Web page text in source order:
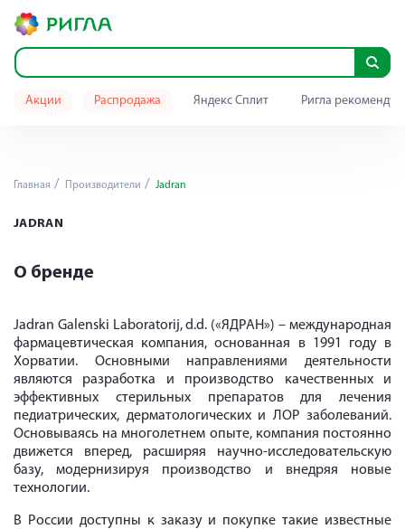
Акции Распродажа Яндекс Сплит Ригла
Главная Производители Jadran
JADRAN
О бренде
Jadran Galenski Laboratorij, d.d. («ЯДРАН») – международная
фармацевтическая компания, основанная в 1991 году в
Хорватии. Основными направлениями деятельности
являются разработка и производство качественных и
эффективных стерильных препаратов для лечения
педиатрических, дерматологических и ЛОР заболеваний.
Основываясь на многолетнем опыте, компания постоянно
движется вперед, расширяя научно-исследовательскую
базу, модернизируя производство и внедряя новые
технологии.
В России доступны к заказу и покупке такие известные